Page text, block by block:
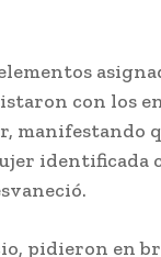
con los
manifestando
identificada
pidieron en